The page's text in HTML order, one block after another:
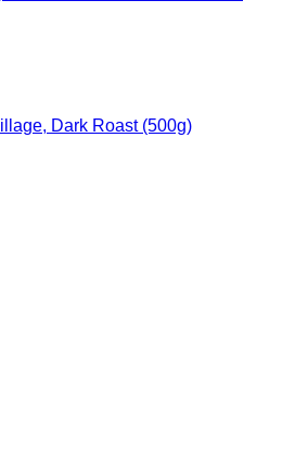
Dark Roast (500g)